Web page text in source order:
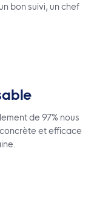
bon suivi, un chef
de 97% nous
et efficace